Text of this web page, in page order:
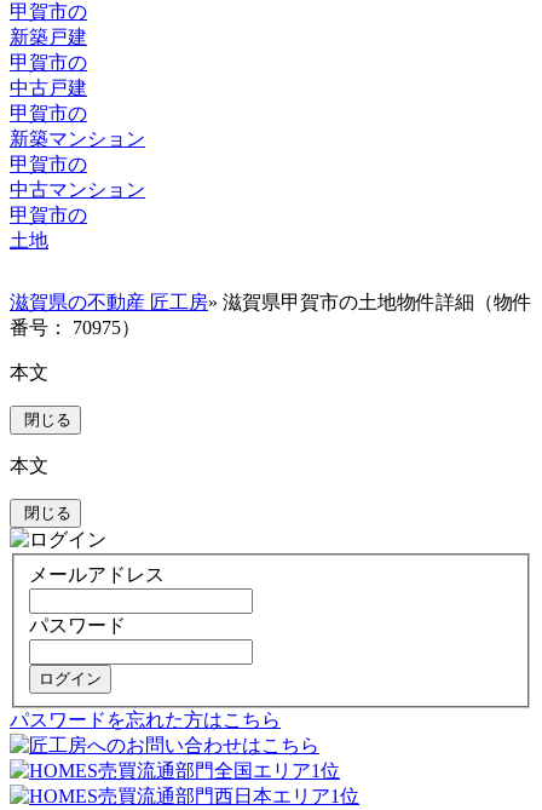
甲賀市の
新築戸建
甲賀市の
中古戸建
甲賀市の
新築マンション
甲賀市の
中古マンション
甲賀市の
土地
滋賀県の不動産 匠工房» 滋賀県甲賀市の土地物件詳細（物件
番号： 70975）
本文
閉じる
本文
閉じる
メールアドレス
パスワード
ログイン
パスワードを忘れた方はこちら